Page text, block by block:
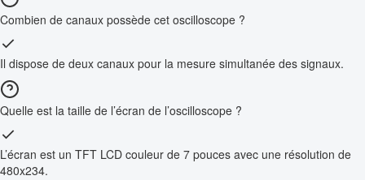
Combien de canaux possède cet oscilloscope ?
Il dispose de deux canaux pour la mesure simultanée des signaux.
Quelle est la taille de l’écran de l’oscilloscope ?
L’écran est un TFT LCD couleur de 7 pouces avec une résolution de
480x234.